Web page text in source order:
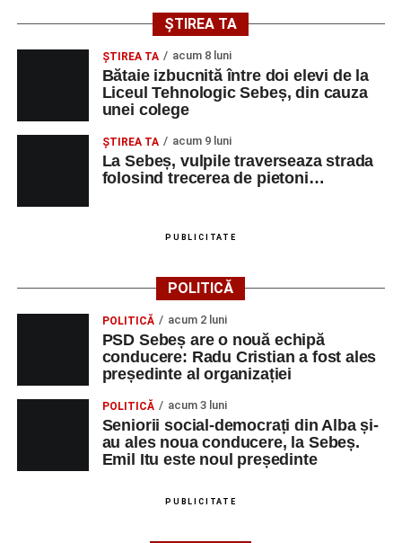
Investiție majoră în energie verde la Sebeș:
centrală solară de 67,4 MWp și baterii de 181 MWh
O nouă viață salvată de pompierii din Sebeș. Un
cățel a fost scos în siguranță de sub o stivă de
bușteni
ȘTIREA TA
ŞTIREA TA acum 8 luni
Bătaie izbucnită între doi elevi de la
Liceul Tehnologic Sebeș, din cauza
unei colege
ŞTIREA TA acum 9 luni
La Sebeș, vulpile traverseaza strada
folosind trecerea de pietoni…
PUBLICITATE
POLITICĂ
POLITICĂ acum 2 luni
PSD Sebeș are o nouă echipă
conducere: Radu Cristian a fost ales
președinte al organizației
POLITICĂ acum 3 luni
Seniorii social-democrați din Alba și-
au ales noua conducere, la Sebeș.
Emil Itu este noul președinte
PUBLICITATE